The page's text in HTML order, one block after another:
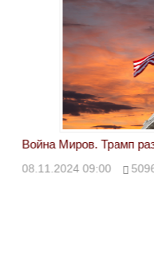
Война Миров. Трамп
08.11.2024 09:00